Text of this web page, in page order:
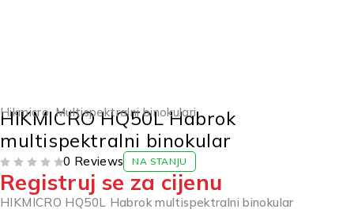
Hikmicro,Multispektralni binokulari
HIKMICRO HQ50L Habrok
multispektralni binokular
0 Reviews NA STANJU
Registruj se za cijenu
HIKMICRO HQ50L Habrok multispektralni binokular